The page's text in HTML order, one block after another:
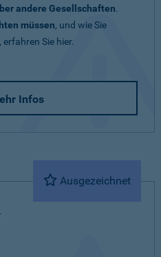
andere Gesellschaften.
müssen, und wie Sie
Sie hier.
Infos
Ausgezeichnet